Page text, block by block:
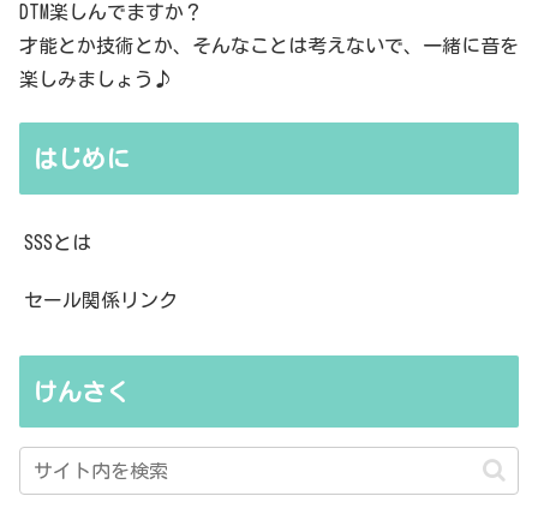
DTM楽しんでますか？
才能とか技術とか、そんなことは考えないで、一緒に音を
楽しみましょう♪
はじめに
SSSとは
セール関係リンク
けんさく